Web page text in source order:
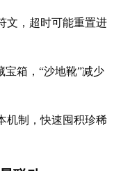
文，超时可能重置进
宝箱，“沙地靴”减少